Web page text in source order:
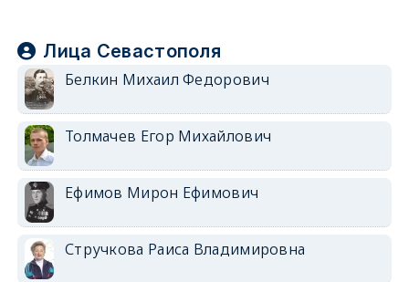
Лица Севастополя
Белкин Михаил Федорович
Толмачев Егор Михайлович
Ефимов Мирон Ефимович
Стручкова Раиса Владимировна